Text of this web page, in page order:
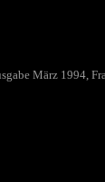
März 1994,